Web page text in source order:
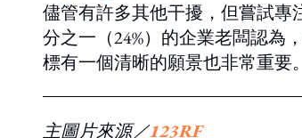
儘管有許多其他干擾，但嘗試專
分之一（24%）的企業老闆認為
標有一個清晰的願景也非常重要。
主圖片來源／123RF